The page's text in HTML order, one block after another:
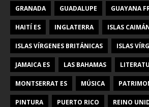
GRANADA GUADALUPE GUAYANA
HAITÍ ES INGLATERRA ISLAS
ISLAS VÍRGENES BRITÁNICAS ISLAS
JAMAICA ES LAS BAHAMAS
MONTSERRAT ES MÚSICA
PINTURA PUERTO RICO REINO